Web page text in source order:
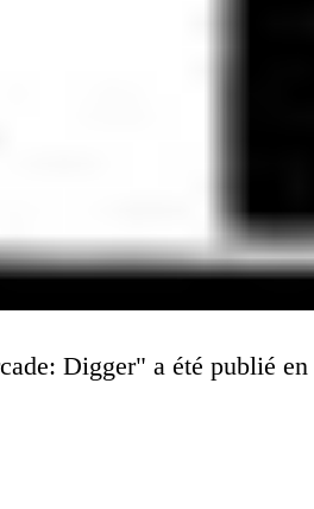
Digger" a été publié